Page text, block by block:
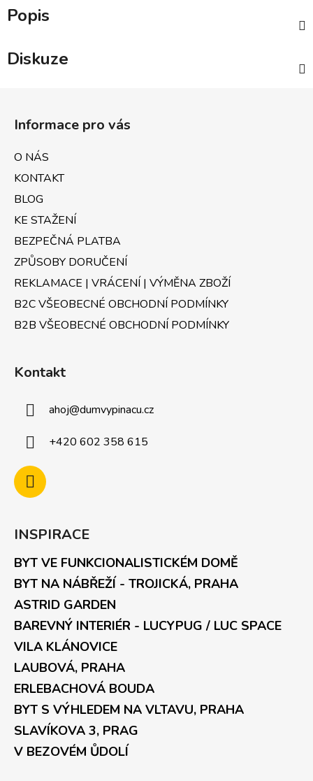
Popis
Diskuze
Informace pro vás
O NÁS
KONTAKT
BLOG
KE STAŽENÍ
BEZPEČNÁ PLATBA
ZPŮSOBY DORUČENÍ
REKLAMACE | VRÁCENÍ | VÝMĚNA ZBOŽÍ
B2C VŠEOBECNÉ OBCHODNÍ PODMÍNKY
B2B VŠEOBECNÉ OBCHODNÍ PODMÍNKY
Kontakt
ahoj@dumvypinacu.cz
+420 602 358 615
INSPIRACE
BYT VE FUNKCIONALISTICKÉM DOMĚ
BYT NA NÁBŘEŽÍ - TROJICKÁ, PRAHA
ASTRID GARDEN
BAREVNÝ INTERIÉR - LUCYPUG / LUC SPACE
VILA KLÁNOVICE
LAUBOVÁ, PRAHA
ERLEBACHOVÁ BOUDA
BYT S VÝHLEDEM NA VLTAVU, PRAHA
SLAVÍKOVA 3, PRAG
V BEZOVÉM ŮDOLÍ